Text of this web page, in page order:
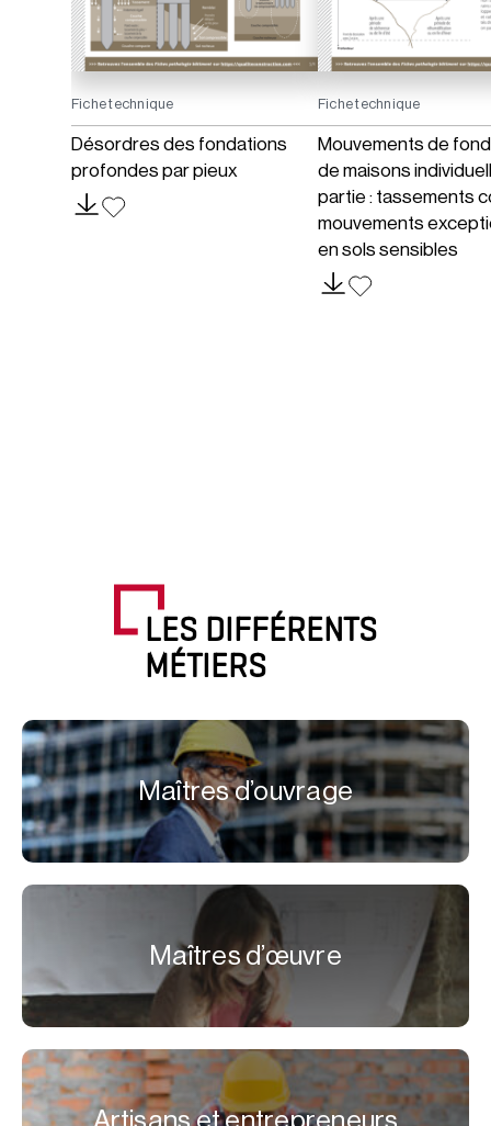
Fiche technique
Désordres des fondations
profondes par pieux
Fiche technique
Mouvements de
de maisons
partie : tassements
mouvements
en sols sensibles
LES DIFFÉRENTS
MÉTIERS
Maîtres d’ouvrage
Maîtres d’œuvre
Artisans et entrepreneurs